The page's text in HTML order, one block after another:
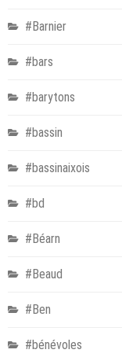
#Barnier
#bars
#barytons
#bassin
#bassinaixois
#bd
#Béarn
#Beaud
#Ben
#bénévoles